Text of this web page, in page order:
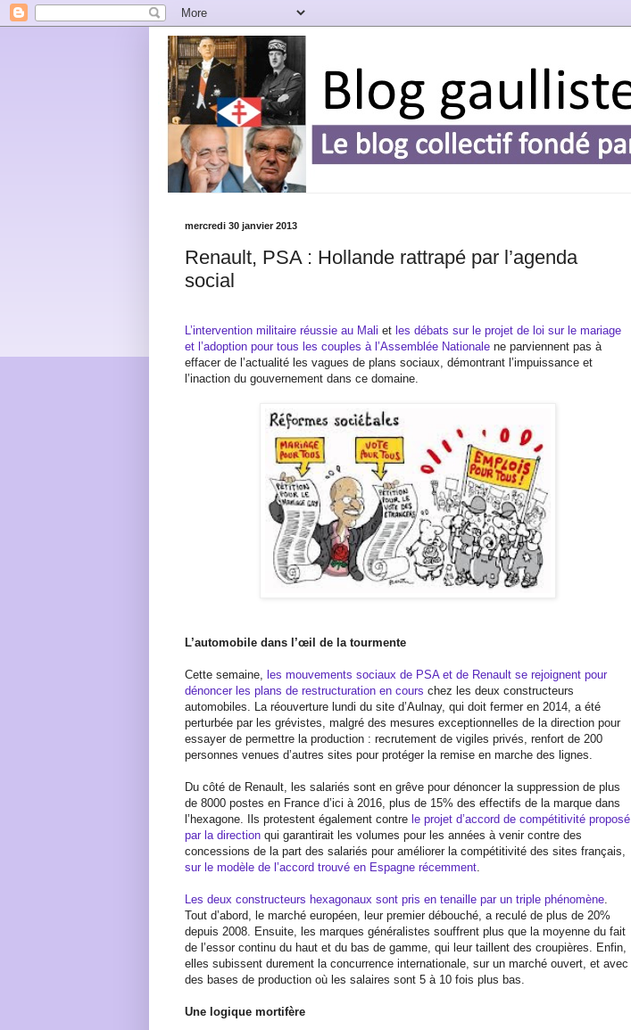
mercredi 30 janvier 2013
Renault, PSA : Hollande rattrapé par l’agenda
social
L’intervention militaire réussie au Mali et les débats sur le projet de loi sur le mariage
et l’adoption pour tous les couples à l’Assemblée Nationale ne parviennent pas à
effacer de l’actualité les vagues de plans sociaux, démontrant l’impuissance et
l’inaction du gouvernement dans ce domaine.
L’automobile dans l’œil de la tourmente
Cette semaine, les mouvements sociaux de PSA et de Renault se rejoignent pour
dénoncer les plans de restructuration en cours chez les deux constructeurs
automobiles. La réouverture lundi du site d’Aulnay, qui doit fermer en 2014, a été
perturbée par les grévistes, malgré des mesures exceptionnelles de la direction pour
essayer de permettre la production : recrutement de vigiles privés, renfort de 200
personnes venues d’autres sites pour protéger la remise en marche des lignes.
Du côté de Renault, les salariés sont en grêve pour dénoncer la suppression de plus
de 8000 postes en France d’ici à 2016, plus de 15% des effectifs de la marque dans
l’hexagone. Ils protestent également contre le projet d’accord de compétitivité proposé
par la direction qui garantirait les volumes pour les années à venir contre des
concessions de la part des salariés pour améliorer la compétitivité des sites français,
sur le modèle de l’accord trouvé en Espagne récemment
Les deux constructeurs hexagonaux sont pris en tenaille par un triple phénomène
Tout d’abord, le marché européen, leur premier débouché, a reculé de plus de 20%
depuis 2008. Ensuite, les marques généralistes souffrent plus que la moyenne du fait
de l’essor continu du haut et du bas de gamme, qui leur taillent des croupières. Enfin,
elles subissent durement la concurrence internationale, sur un marché ouvert, et avec
des bases de production où les salaires sont 5 à 10 fois plus bas.
Une logique mortifère